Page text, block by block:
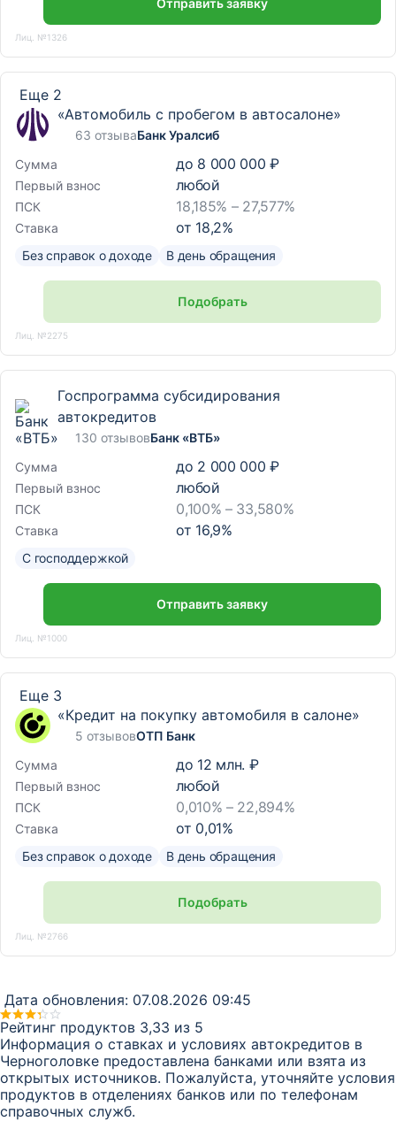
Отправить заявку
Лиц. №1326
Еще 2
«Автомобиль с пробегом в автосалоне»
63 отзываБанк Уралсиб
Сумма
до 8 000 000 ₽
Первый взнос любой
ПСК 18,185% – 27,577%
Ставка от 18,2%
Без справок о доходе В день обращения
Подобрать
Лиц. №2275
Госпрограмма субсидирования
автокредитов
130 отзывовБанк «ВТБ»
Сумма
до 2 000 000 ₽
Первый взнос любой
ПСК 0,100% – 33,580%
Ставка от 16,9%
С господдержкой
Отправить заявку
Лиц. №1000
Еще 3
«Кредит на покупку автомобиля в салоне»
5 отзывовОТП Банк
Сумма
до 12 млн. ₽
Первый взнос любой
ПСК 0,010% – 22,894%
Ставка от 0,01%
Без справок о доходе В день обращения
Подобрать
Лиц. №2766
Дата обновления: 07.08.2026 09:45
Рейтинг продуктов 3,33 из 5
Информация о ставках и условиях автокредитов в
Черноголовке предоставлена банками или взята из
открытых источников. Пожалуйста, уточняйте условия
продуктов в отделениях банков или по телефонам
справочных служб.